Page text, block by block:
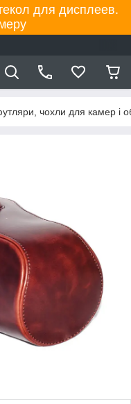
для дисплеев.
чохли для камер і